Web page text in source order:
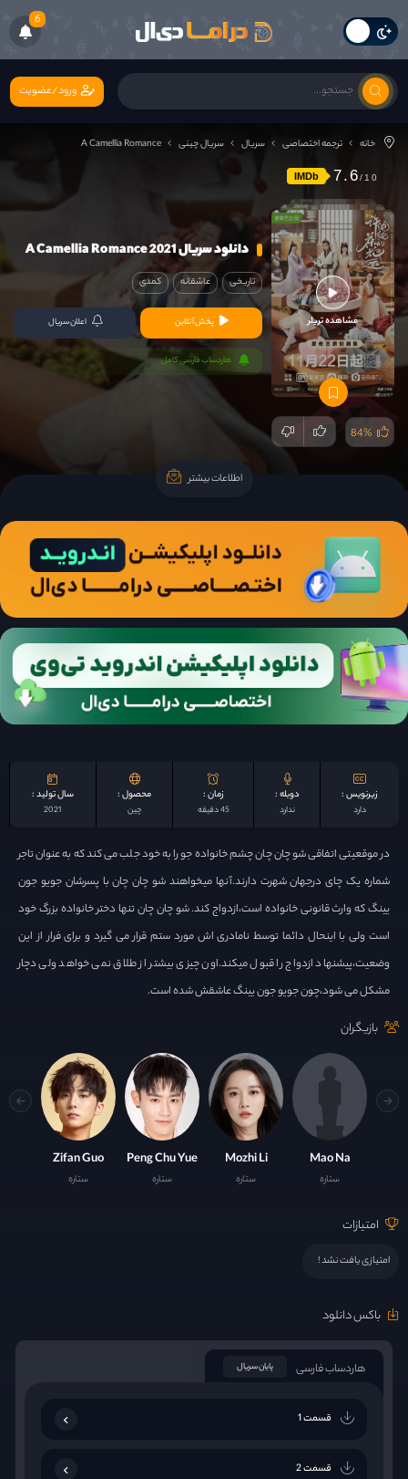
6
ورود/عضویت
خانه ترجمه اختصاصی سریال سریال چینی A Camellia Romance
IMDb 7.6
مشاهده تریلر
84%
دانلود سریال A Camellia Romance 2021
تاریخی عاشقانه کمدی
پخش آنلاین اعلان سریال
هاردساب فارسی کامل
اطلاعات بیشتر
زیرنویس :
دارد
دوبله :
ندارد
زمان :
45 دقیقه
محصول :
چين
سال تولید :
2021
در موقعیتی اتفاقی شو چان چان چشم خانواده جو را به خود جلب می کند که به عنوان تاجر
شماره یک چای درجهان شهرت دارند.آنها میخواهند شو چان چان با پسرشان جویو جون
یینگ که وارث قانونی خانواده است،ازدواج کند. شو چان چان تنها دختر خانواده بزرگ خود
است ولی با اینحال دائما توسط نامادری اش مورد ستم قرار می گیرد و برای فرار از این
وضعیت،پیشنهاد ازدواج را قبول میکند.اون چیزی بیشتر از طلاق نمی خواهد ولی دچار
مشکل می شود،چون جویو جون یینگ عاشقش شده است.
بازیگران
Mao Na
ستاره
Mozhi Li
ستاره
Peng Chu Yue
ستاره
Zifan Guo
ستاره
امتیازات
امتیازی یافت نشد !
باکس دانلود
هاردساب فارسی پایان سریال
قسمت 1
قسمت 2